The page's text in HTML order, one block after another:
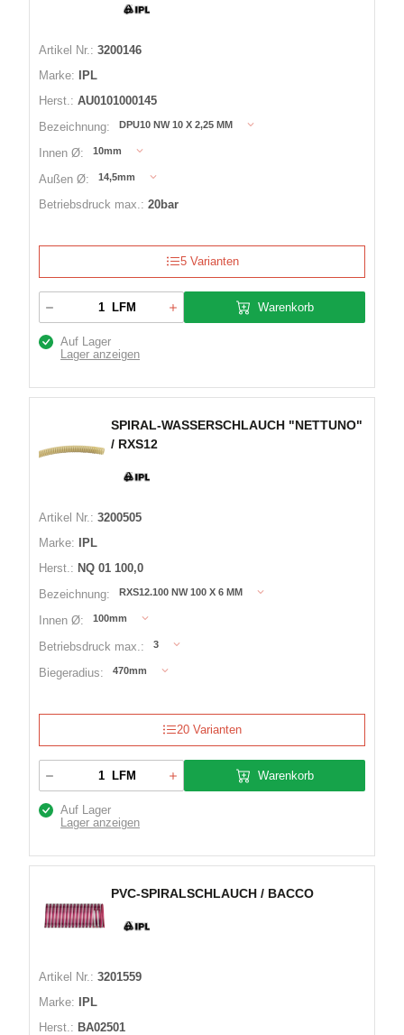
Artikel Nr.: 3200146
Marke:
IPL
Herst.: AU0101000145
Bezeichnung:
DPU10 NW 10 X 2,25 MM
Innen Ø: 10mm
Außen Ø: 14,5mm
Betriebsdruck max.: 20bar
5 Varianten
LFM Warenkorb
Auf Lager
Lager anzeigen
SPIRAL-WASSERSCHLAUCH "NETTUNO"
/ RXS12
Artikel Nr.: 3200505
Marke:
IPL
Herst.: NQ 01 100,0
Bezeichnung:
RXS12.100 NW 100 X 6 MM
Innen Ø: 100mm
Betriebsdruck max.: 3
Biegeradius: 470mm
20 Varianten
LFM Warenkorb
Auf Lager
Lager anzeigen
PVC-SPIRALSCHLAUCH / BACCO
Artikel Nr.: 3201559
Marke:
IPL
Herst.: BA02501